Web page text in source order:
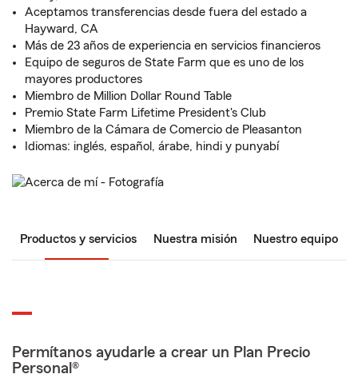
Aceptamos transferencias desde fuera del estado a
Hayward, CA
Más de 23 años de experiencia en servicios financieros
Equipo de seguros de State Farm que es uno de los
mayores productores
Miembro de Million Dollar Round Table
Premio State Farm Lifetime President's Club
Miembro de la Cámara de Comercio de Pleasanton
Idiomas: inglés, español, árabe, hindi y punyabí
Productos y servicios Nuestra misión Nuestro equipo
Permítanos ayudarle a crear un Plan Precio
Personal®